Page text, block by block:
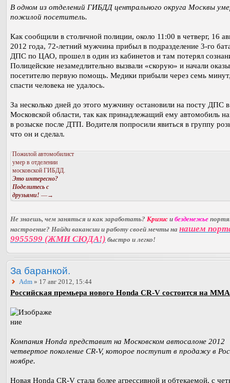
В одном из отделений ГИБДД центрального округа Москвы
пожилой посетитель.
Как сообщили в столичной полиции, около 11:00 в четверг, 16
2012 года, 72-летний мужчина прибыл в подразделение 3-го
ДПС по ЦАО, прошел в один из кабинетов и там потерял
Полицейские незамедлительно вызвали «скорую» и начали
посетителю первую помощь. Медики прибыли через семь
спасти человека не удалось.
За несколько дней до этого мужчину остановили на посту ДПС в
Московской области, так как принадлежащий ему автомобиль
в розыске после ДТП. Водителя попросили явиться в группу
что он и сделал.
Пожилой автомобилист
умер в отделении
московской ГИБДД.
Это интересно?
Поделитесь с
друзьями! —→
Не знаешь, чем заняться и как заработать? Кризис и безденежье
настроение? Найди вакансии и работу своей мечты на нашем
9955599 (ЖМИ СЮДА!) быстро и легко!
За баранкой.
Adm » 17 авг 2012, 15:44
Российская премьера нового Honda CR-V состоится на
Компания Honda представит на Московском автосалоне 2012
четвертое поколение CR-V, которое поступит в продажу в
ноябре.
Новая Honda CR-V стала более агрессивной и обтекаемой, с